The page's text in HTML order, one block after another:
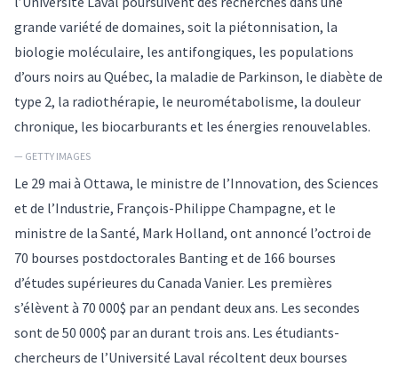
grande variété de domaines, soit la piétonnisation, la
biologie moléculaire, les antifongiques, les populations
d’ours noirs au Québec, la maladie de Parkinson, le diabète de
type 2, la radiothérapie, le neurométabolisme, la douleur
chronique, les biocarburants et les énergies renouvelables.
— GETTY IMAGES
Le 29 mai à Ottawa, le ministre de l’Innovation, des Sciences
et de l’Industrie, François-Philippe Champagne, et le
ministre de la Santé, Mark Holland, ont annoncé l’octroi de
70 bourses postdoctorales Banting et de 166 bourses
d’études supérieures du Canada Vanier. Les premières
s’élèvent à 70 000$ par an pendant deux ans. Les secondes
sont de 50 000$ par an durant trois ans. Les étudiants-
chercheurs de l’Université Laval récoltent deux bourses